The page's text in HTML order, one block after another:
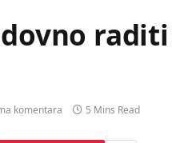
komentara 5 Mins Read